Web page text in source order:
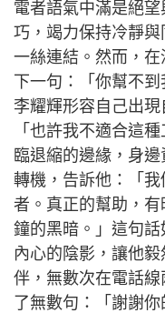
電者語氣中滿是絕
巧，竭力保持冷靜
一絲連結。然而，
下一句：「你幫不
李耀輝形容自己出現
「也許我不適合這
臨退縮的邊緣，身
轉機，告訴他：「
者。真正的幫助，
鐘的黑暗。」這句
內心的陰影，讓他
伴，無數次在電話
了無數句：「謝謝